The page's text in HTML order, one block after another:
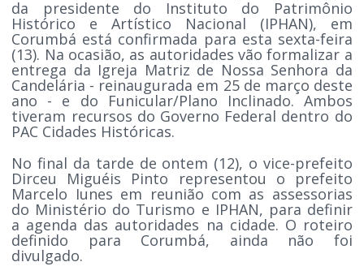
da presidente do Instituto do Patrimônio
Histórico e Artístico Nacional (IPHAN), em
Corumbá está confirmada para esta sexta-feira
(13). Na ocasião, as autoridades vão formalizar a
entrega da Igreja Matriz de Nossa Senhora da
Candelária - reinaugurada em 25 de março deste
ano - e do Funicular/Plano Inclinado. Ambos
tiveram recursos do Governo Federal dentro do
PAC Cidades Históricas.
No final da tarde de ontem (12), o vice-prefeito
Dirceu Miguéis Pinto representou o prefeito
Marcelo Iunes em reunião com as assessorias
do Ministério do Turismo e IPHAN, para definir
a agenda das autoridades na cidade. O roteiro
definido para Corumbá, ainda não foi
divulgado.